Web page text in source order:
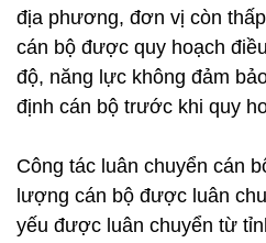
địa phương, đơn vị còn
cán bộ được quy hoạch
độ, năng lực không đảm
định cán bộ trước khi quy
Công tác luân chuyển cán
lượng cán bộ được luân
yếu được luân chuyển từ